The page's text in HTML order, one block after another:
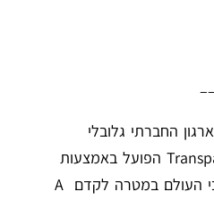
החברתי גלובלי
Transparency International – TI הפועל באמצעות
למעלה מ-100 סניפים ברחבי העולם במטרה לקדם A